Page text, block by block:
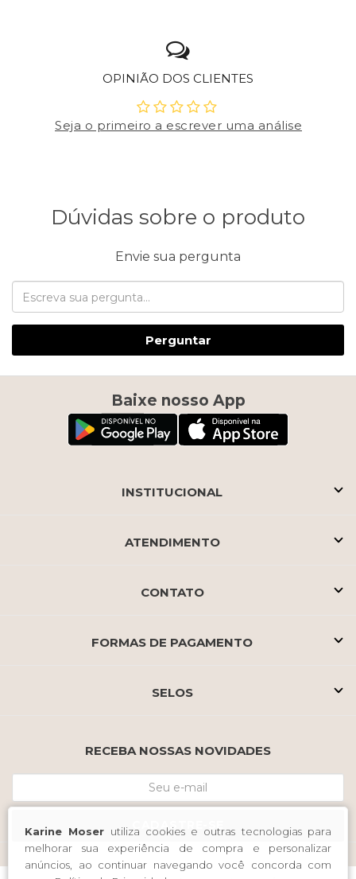
Karine Moser utiliza cookies e outras tecnologias para
melhorar sua experiência de compra e personalizar
anúncios, ao continuar navegando você concorda com
OPINIÃO DOS CLIENTES
Seja o primeiro a escrever uma análise
Dúvidas sobre o produto
Envie sua pergunta
Perguntar
Baixe nosso App
INSTITUCIONAL
ATENDIMENTO
CONTATO
FORMAS DE PAGAMENTO
SELOS
RECEBA NOSSAS NOVIDADES
CADASTRE-SE